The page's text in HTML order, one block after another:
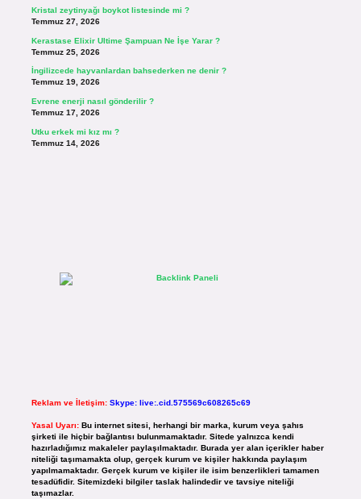
Kristal zeytinyağı boykot listesinde mi ?
Temmuz 27, 2026
Kerastase Elixir Ultime Şampuan Ne İşe Yarar ?
Temmuz 25, 2026
İngilizcede hayvanlardan bahsederken ne denir ?
Temmuz 19, 2026
Evrene enerji nasıl gönderilir ?
Temmuz 17, 2026
Utku erkek mi kız mı ?
Temmuz 14, 2026
Reklam ve İletişim: Skype: live:.cid.575569c608265c69
Yasal Uyarı: Bu internet sitesi, herhangi bir marka, kurum veya şahıs
şirketi ile hiçbir bağlantısı bulunmamaktadır. Sitede yalnızca kendi
hazırladığımız makaleler paylaşılmaktadır. Burada yer alan içerikler haber
niteliği taşımamakta olup, gerçek kurum ve kişiler hakkında paylaşım
yapılmamaktadır. Gerçek kurum ve kişiler ile isim benzerlikleri tamamen
tesadüfidir. Sitemizdeki bilgiler taslak halindedir ve tavsiye niteliği
taşımazlar.